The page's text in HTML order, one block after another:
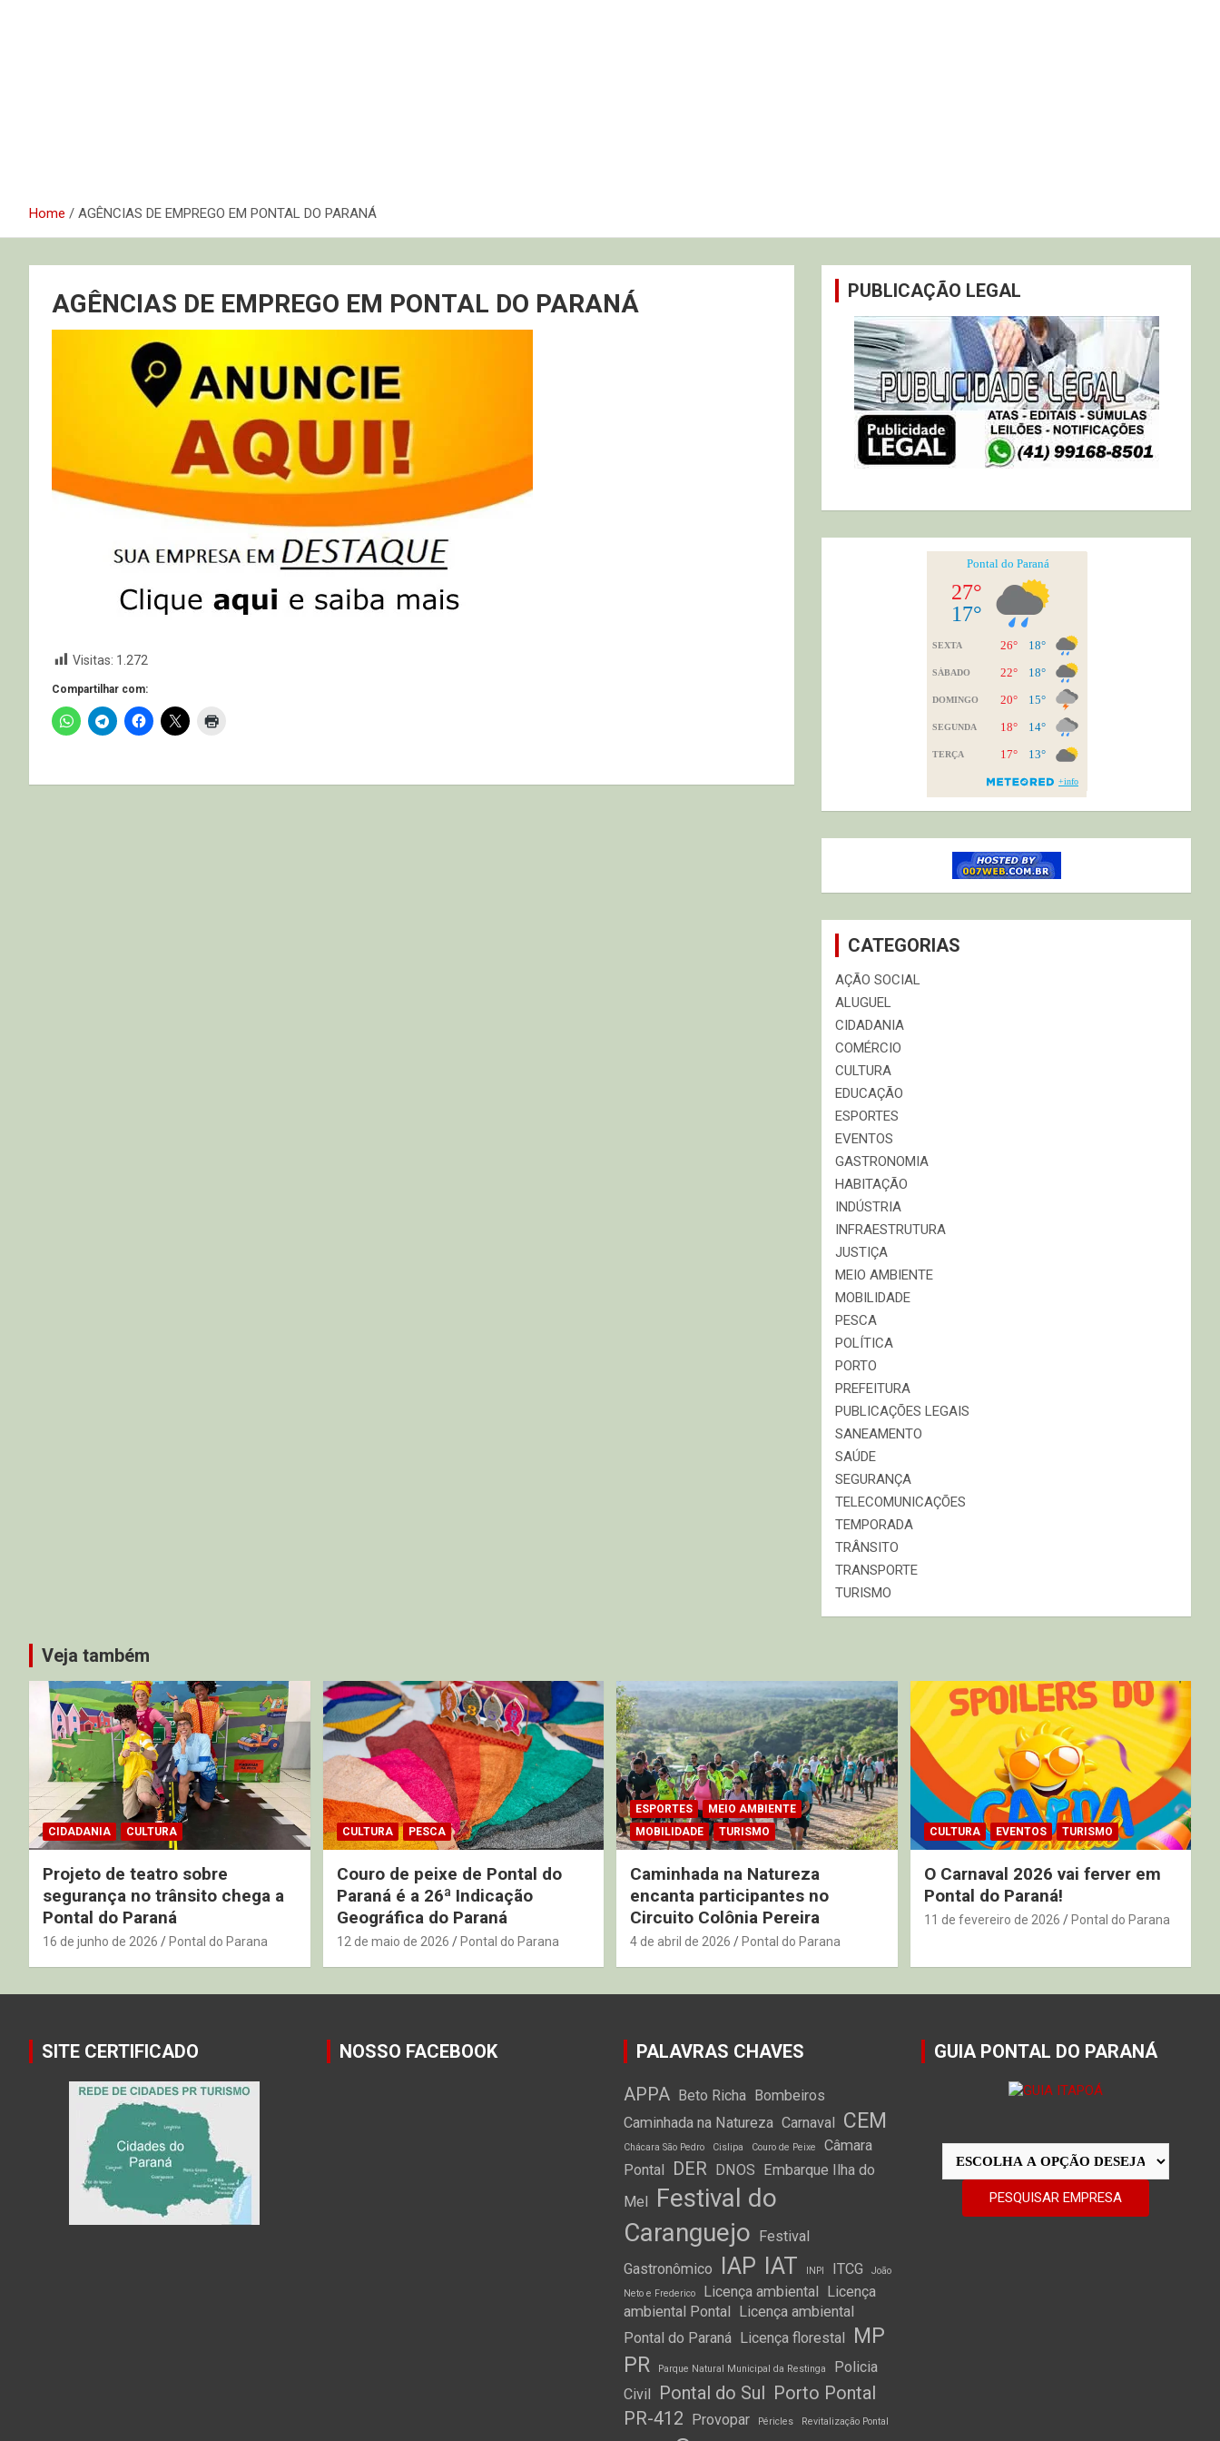
Home AGÊNCIAS DE EMPREGO EM PONTAL DO PARANÁ
AGÊNCIAS DE EMPREGO EM PONTAL DO PARANÁ
Visitas: 1.272
Compartilhar com:
PUBLICAÇÃO LEGAL
CATEGORIAS
AÇÃO SOCIAL
ALUGUEL
CIDADANIA
COMÉRCIO
CULTURA
EDUCAÇÃO
ESPORTES
EVENTOS
GASTRONOMIA
HABITAÇÃO
INDÚSTRIA
INFRAESTRUTURA
JUSTIÇA
MEIO AMBIENTE
MOBILIDADE
PESCA
POLÍTICA
PORTO
PREFEITURA
PUBLICAÇÕES LEGAIS
SANEAMENTO
SAÚDE
SEGURANÇA
TELECOMUNICAÇÕES
TEMPORADA
TRÂNSITO
TRANSPORTE
TURISMO
Veja também
CIDADANIA CULTURA
Projeto de teatro sobre
segurança no trânsito chega a
Pontal do Paraná
16 de junho de 2026 Pontal do Parana
CULTURA PESCA
Couro de peixe de Pontal do
Paraná é a 26ª Indicação
Geográfica do Paraná
12 de maio de 2026 Pontal do Parana
ESPORTES
MEIO AMBIENTE
MOBILIDADE
TURISMO
Caminhada na Natureza
encanta participantes no
Circuito Colônia Pereira
4 de abril de 2026 Pontal do Parana
CULTURA EVENTOS TURISMO
O Carnaval 2026 vai ferver em
Pontal do Paraná!
11 de fevereiro de 2026 Pontal do Parana
SITE CERTIFICADO NOSSO FACEBOOK
PALAVRAS CHAVES
APPA Beto Richa Bombeiros
Caminhada na Natureza Carnaval CEM
Chácara São Pedro Cislipa Couro de Peixe
Câmara
Pontal
DER DNOS Embarque Ilha do
Mel
Festival do
Caranguejo Festival
Gastronômico
IAP IAT INPI ITCG
João
Neto e Frederico
Licença ambiental Licença
ambiental Pontal Licença ambiental
Pontal do Paraná Licença florestal
MP
PR
Parque Natural Municipal da Restinga
Policia
Civil
Pontal do Sul Porto Pontal
PR-412 Provopar Péricles Revitalização Pontal
GUIA PONTAL DO PARANÁ